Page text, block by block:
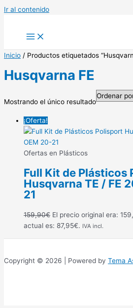
Ir al contenido
Inicio / Productos etiquetados
Husqvarna FE
Mostrando el único resultado
¡Oferta!
Ofertas en Plásticos
Full Kit de Plásticos
Husqvarna TE / FE
21
159,90€ El precio original era:
actual es: 87,95€. IVA incl.
Copyright © 2026 | Powered by Tema